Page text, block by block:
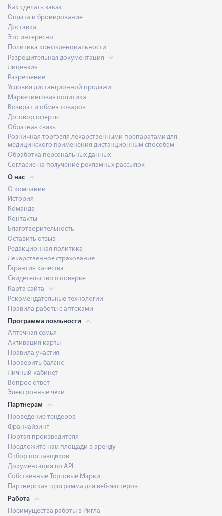
Как сделать заказ
Оплата и бронирование
Доставка
Это интересно
Политика конфиденциальности
Разрешительная документация
Лицензия
Разрешение
Условия дистанционной продажи
Маркетинговая политика
Возврат и обмен товаров
Договор оферты
Обратная связь
Розничная торговля лекарственными препаратами для
медицинского применения дистанционным способом
Обработка персональных данных
Согласие на получение рекламных рассылок
О нас
О компании
История
Команда
Контакты
Благотворительность
Оставить отзыв
Редакционная политика
Лекарственное страхование
Гарантия качества
Свидетельство о поверке
Карта сайта
Рекомендательные технологии
Правила работы с аптеками
Программа лояльности
Аптечная семья
Активация карты
Правила участия
Проверить баланс
Личный кабинет
Вопрос-ответ
Электронные чеки
Партнерам
Проведение тендеров
Франчайзинг
Портал производителя
Предложите нам площади в аренду
Отбор поставщиков
Документация по API
Собственные Торговые Марки
Партнерская программа для веб-мастеров
Работа
Преимущества работы в Ригла